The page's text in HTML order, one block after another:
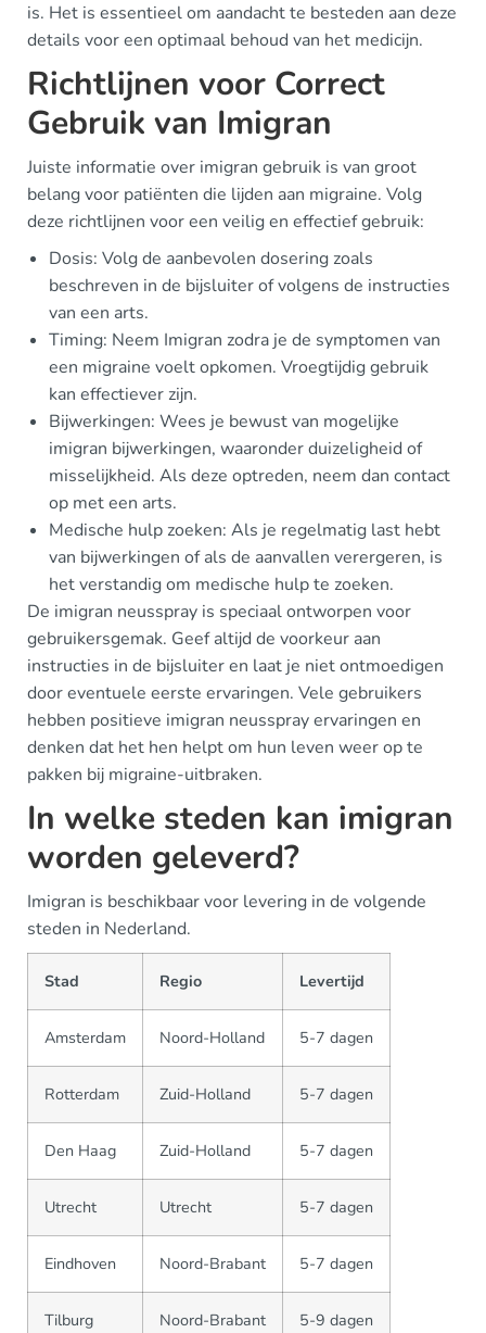
is. Het is essentieel om aandacht te besteden aan deze
details voor een optimaal behoud van het medicijn.
Richtlijnen voor Correct
Gebruik van Imigran
Juiste informatie over imigran gebruik is van groot
belang voor patiënten die lijden aan migraine. Volg
deze richtlijnen voor een veilig en effectief gebruik:
Dosis: Volg de aanbevolen dosering zoals
beschreven in de bijsluiter of volgens de instructies
van een arts.
Timing: Neem Imigran zodra je de symptomen van
een migraine voelt opkomen. Vroegtijdig gebruik
kan effectiever zijn.
Bijwerkingen: Wees je bewust van mogelijke
imigran bijwerkingen, waaronder duizeligheid of
misselijkheid. Als deze optreden, neem dan contact
op met een arts.
Medische hulp zoeken: Als je regelmatig last hebt
van bijwerkingen of als de aanvallen verergeren, is
het verstandig om medische hulp te zoeken.
De imigran neusspray is speciaal ontworpen voor
gebruikersgemak. Geef altijd de voorkeur aan
instructies in de bijsluiter en laat je niet ontmoedigen
door eventuele eerste ervaringen. Vele gebruikers
hebben positieve imigran neusspray ervaringen en
denken dat het hen helpt om hun leven weer op te
pakken bij migraine-uitbraken.
In welke steden kan imigran
worden geleverd?
Imigran is beschikbaar voor levering in de volgende
steden in Nederland.
Stad Regio Levertijd
Amsterdam Noord-Holland 5-7 dagen
Rotterdam Zuid-Holland 5-7 dagen
Den Haag Zuid-Holland 5-7 dagen
Utrecht Utrecht 5-7 dagen
Eindhoven Noord-Brabant 5-7 dagen
Tilburg Noord-Brabant 5-9 dagen